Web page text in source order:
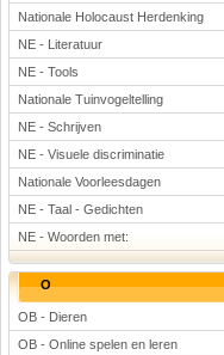
Nationale Holocaust Herdenking
NE - Literatuur
NE - Tools
Nationale Tuinvogeltelling
NE - Schrijven
NE - Visuele discriminatie
Nationale Voorleesdagen
NE - Taal - Gedichten
NE - Woorden met:
O
OB - Dieren
OB - Online spelen en leren